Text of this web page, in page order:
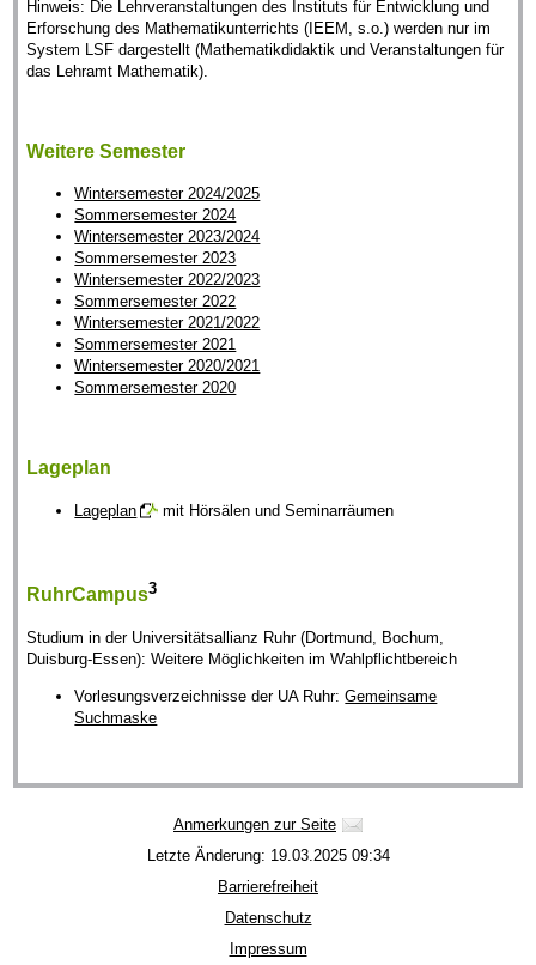
Hinweis: Die Lehrveranstaltungen des Instituts für Entwicklung und
Erforschung des Mathematikunterrichts (IEEM, s.o.) werden nur im
System LSF dargestellt (Mathematikdidaktik und Veranstaltungen für
das Lehramt Mathematik).
Weitere Semester
Wintersemester 2024/2025
Sommersemester 2024
Wintersemester 2023/2024
Sommersemester 2023
Wintersemester 2022/2023
Sommersemester 2022
Wintersemester 2021/2022
Sommersemester 2021
Wintersemester 2020/2021
Sommersemester 2020
Lageplan
Lageplan mit Hörsälen und Seminarräumen
RuhrCampus3
Studium in der Universitätsallianz Ruhr (Dortmund, Bochum,
Duisburg-Essen): Weitere Möglichkeiten im Wahlpflichtbereich
Vorlesungsverzeichnisse der UA Ruhr:Gemeinsame
Suchmaske
Anmerkungen zur Seite
Letzte Änderung: 19.03.2025 09:34
Barrierefreiheit
Datenschutz
Impressum